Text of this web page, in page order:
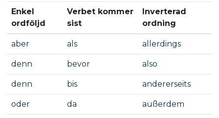
Enkel
ordföljd
Verbet kommer
sist
Inverterad
ordning
aber als allerdings
denn bevor also
denn bis andererseits
oder da außerdem